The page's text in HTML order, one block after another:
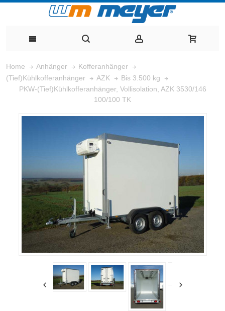
Home Anhänger
Kofferanhänger
(Tief)Kühlkofferanhänger
AZK
Bis 3.500 kg
PKW-(Tief)Kühlkofferanhänger, Vollisolation, AZK 3530/146
100/100 TK